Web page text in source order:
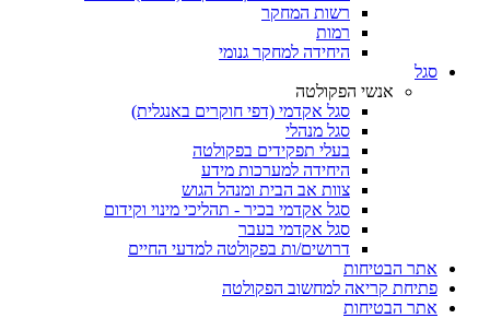
רשות המחקר
רמות
היחידה למחקר גנומי
סגל
אנשי הפקולטה
סגל אקדמי (דפי חוקרים באנגלית)
סגל מנהלי
בעלי תפקידים בפקולטה
היחידה למערכות מידע
צוות אב הבית ומנהל הגוש
סגל אקדמי בכיר - תהליכי מינוי וקידום
סגל אקדמי בעבר
דרושים/ות בפקולטה למדעי החיים
אתר הבטיחות
פתיחת קריאה למחשוב הפקולטה
אתר הבטיחות